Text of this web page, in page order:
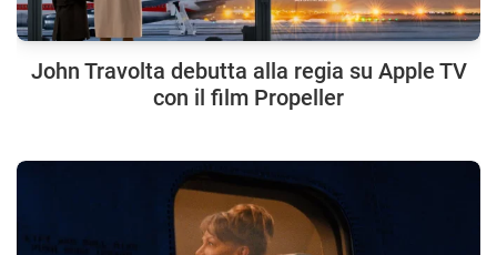
John Travolta debutta alla regia su Apple TV
con il film Propeller